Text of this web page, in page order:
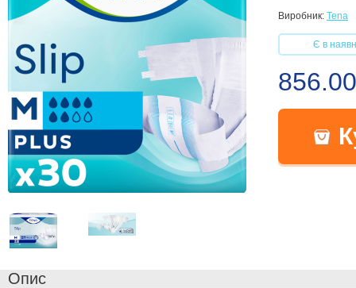
Виробник: Tena
Є в
856.00
Опис